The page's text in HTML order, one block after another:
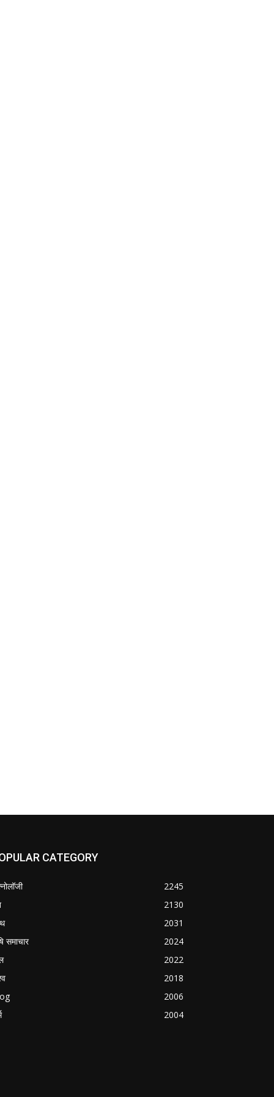
CATEGORY
2245
2130
2031
समाचार
2024
2022
2018
2006
2004